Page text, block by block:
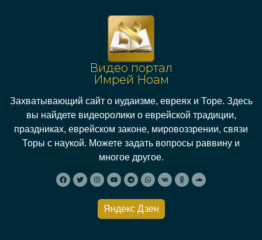
Видео портал
Имрей Ноам
Захватывающий сайт о иудаизме, евреях и Торе. Здесь
вы найдете видеоролики о еврейской традиции,
праздниках, еврейском законе, мировоззрении, связи
Торы с наукой. Можете задать вопросы раввину и
многое другое.
Яндекс Дзен